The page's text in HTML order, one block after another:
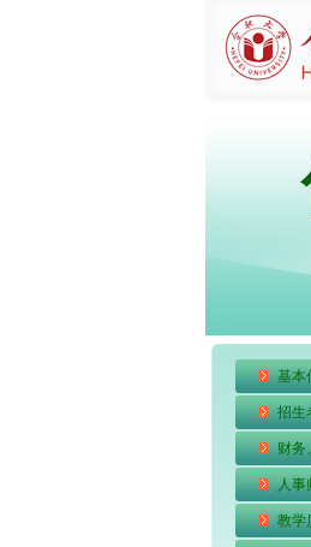
基本
招生
财务
人事
教学